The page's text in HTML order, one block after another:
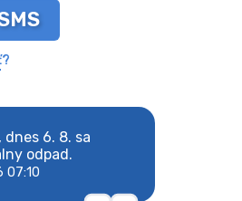
dnes 6. 8. sa
odpad.
07:10